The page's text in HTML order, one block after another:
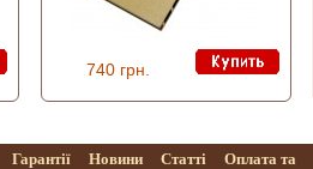
740 грн.
Гарантії Новини Статті Оплата та